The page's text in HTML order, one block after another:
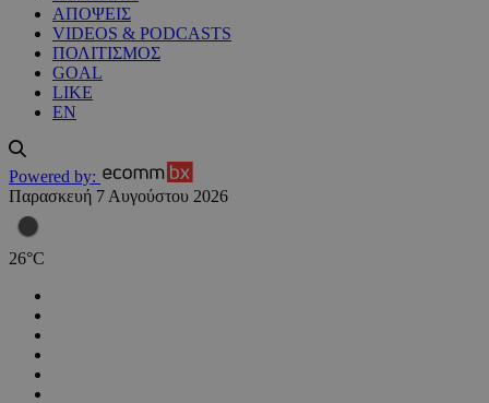
ΑΠΟΨΕΙΣ
VIDEOS & PODCASTS
ΠΟΛΙΤΙΣΜΟΣ
GOAL
LIKE
EN
Powered by:
Παρασκευή 7 Αυγούστου 2026
26°C